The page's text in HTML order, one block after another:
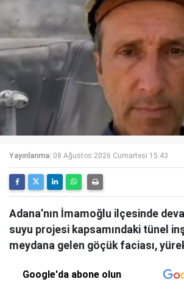
Yayınlanma: 08 Ağustos 2026 Cumartesi 15:43
Adana’nın İmamoğlu ilçesinde
suyu projesi kapsamındaki tünel
meydana gelen göçük faciası,
Google'da abone olun